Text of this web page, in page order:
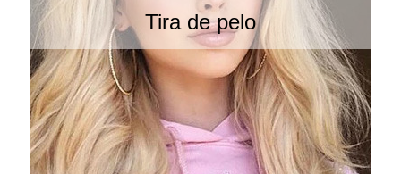
Tira de pelo